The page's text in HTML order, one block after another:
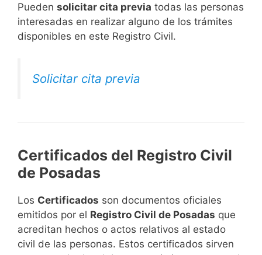
​Pueden solicitar cita previa todas las personas
interesadas en realizar alguno de los trámites
disponibles en este Registro Civil.​
Solicitar cita previa
Certificados del Registro Civil
de Posadas
Los Certificados son documentos oficiales
emitidos por el Registro Civil de Posadas que
acreditan hechos o actos relativos al estado
civil de las personas. Estos certificados sirven